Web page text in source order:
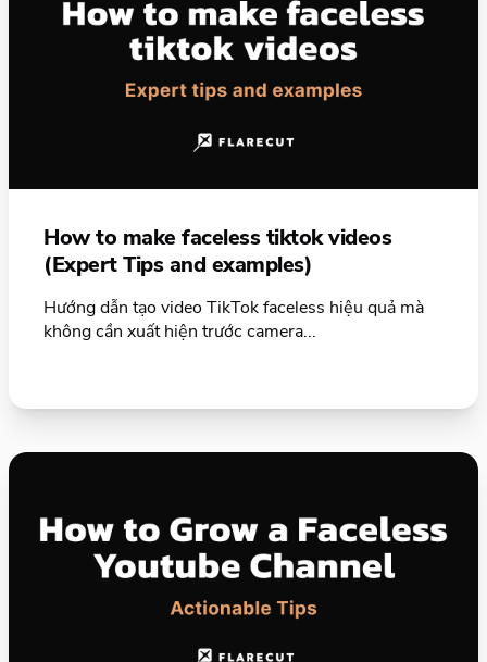
How to make faceless tiktok videos
(Expert Tips and examples)
Hướng dẫn tạo video TikTok faceless hiệu quả mà
không cần xuất hiện trước camera...